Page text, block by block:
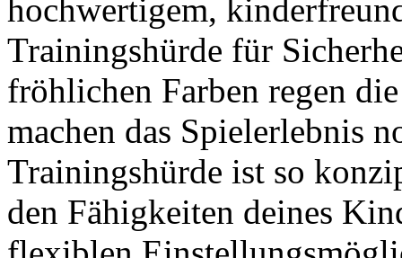
hochwertigem,
Trainingshürde für
fröhlichen Farben regen
machen das Spielerlebnis
Trainingshürde ist so
den Fähigkeiten deines